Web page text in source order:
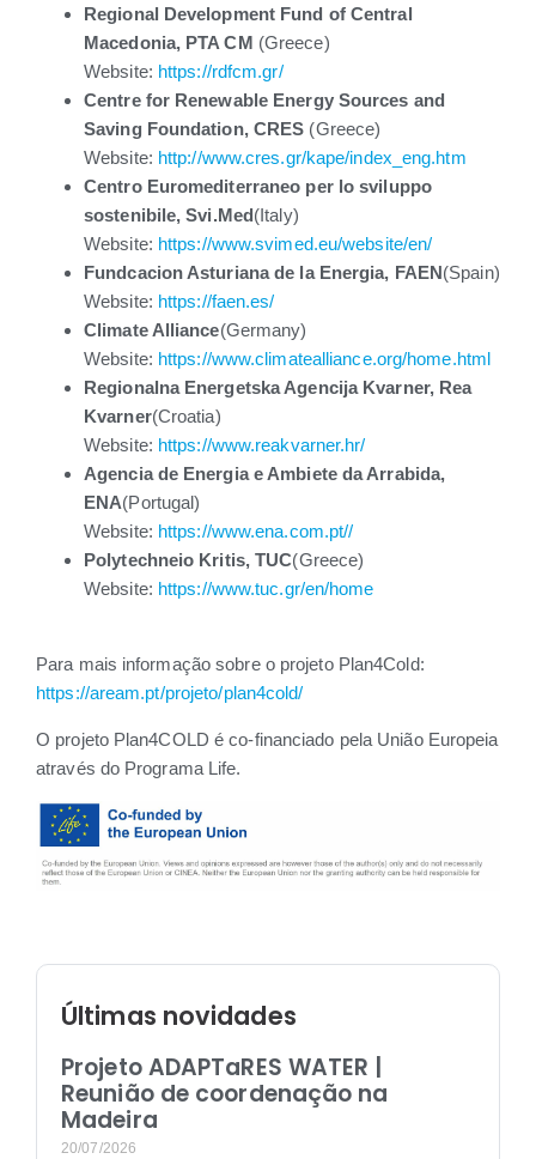
Regional Development Fund of Central
Macedonia, PTA CM (Greece)
Website: https://rdfcm.gr/
Centre for Renewable Energy Sources and
Saving Foundation, CRES (Greece)
Website: http://www.cres.gr/kape/index_eng.htm
Centro Euromediterraneo per lo sviluppo
sostenibile, Svi.Med(Italy)
Website: https://www.svimed.eu/website/en/
Fundcacion Asturiana de la Energia, FAEN(Spain)
Website: https://faen.es/
Climate Alliance(Germany)
Website: https://www.climatealliance.org/home.html
Regionalna Energetska Agencija Kvarner, Rea
Kvarner(Croatia)
Website: https://www.reakvarner.hr/
Agencia de Energia e Ambiete da Arrabida,
ENA(Portugal)
Website: https://www.ena.com.pt//
Polytechneio Kritis, TUC(Greece)
Website: https://www.tuc.gr/en/home
Para mais informação sobre o projeto Plan4Cold:
https://aream.pt/projeto/plan4cold/
O projeto Plan4COLD é co-financiado pela União Europeia
através do Programa Life.
Últimas novidades
Projeto ADAPTaRES WATER |
Reunião de coordenação na
Madeira
20/07/2026